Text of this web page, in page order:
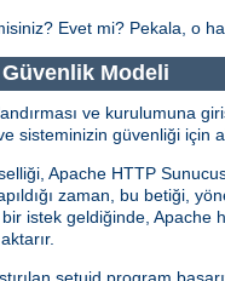
Evet mi? Pekala, o
Modeli
ve kurulumuna
sisteminizin güvenliği için
Apache HTTP
zaman, bu betiği,
bir istek geldiğinde, Apache